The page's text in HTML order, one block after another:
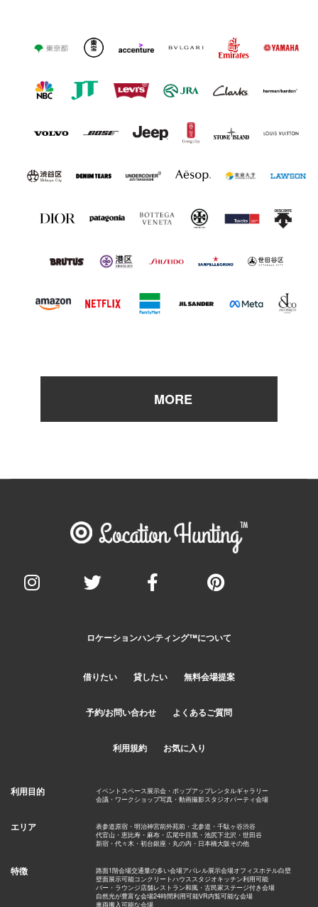
ロケーションハンティング™️について
借りたい 貸したい 無料会場提案
予約/お問い合わせ よくあるご質問
利用規約 お気に入り
利用目的 イベントスペース展示会・ポップアップレンタルギャラリー
会議・ワークショップ写真・動画撮影スタジオパーティ会場
エリア 表参道原宿・明治神宮前外苑前・北参道・千駄ヶ谷渋谷
代官山・恵比寿・麻布・広尾中目黒・池尻下北沢・世田谷
新宿・代々木・初台銀座・丸の内・日本橋大阪その他
特徴 路面1階会場交通量の多い会場アパレル展示会場オフィスホテル白壁
壁面展示可能コンクリートハウススタジオキッチン利用可能
バー・ラウンジ店舗レストラン和風・古民家ステージ付き会場
自然光が豊富な会場24時間利用可能VR内覧可能な会場
車両搬入可能な会場